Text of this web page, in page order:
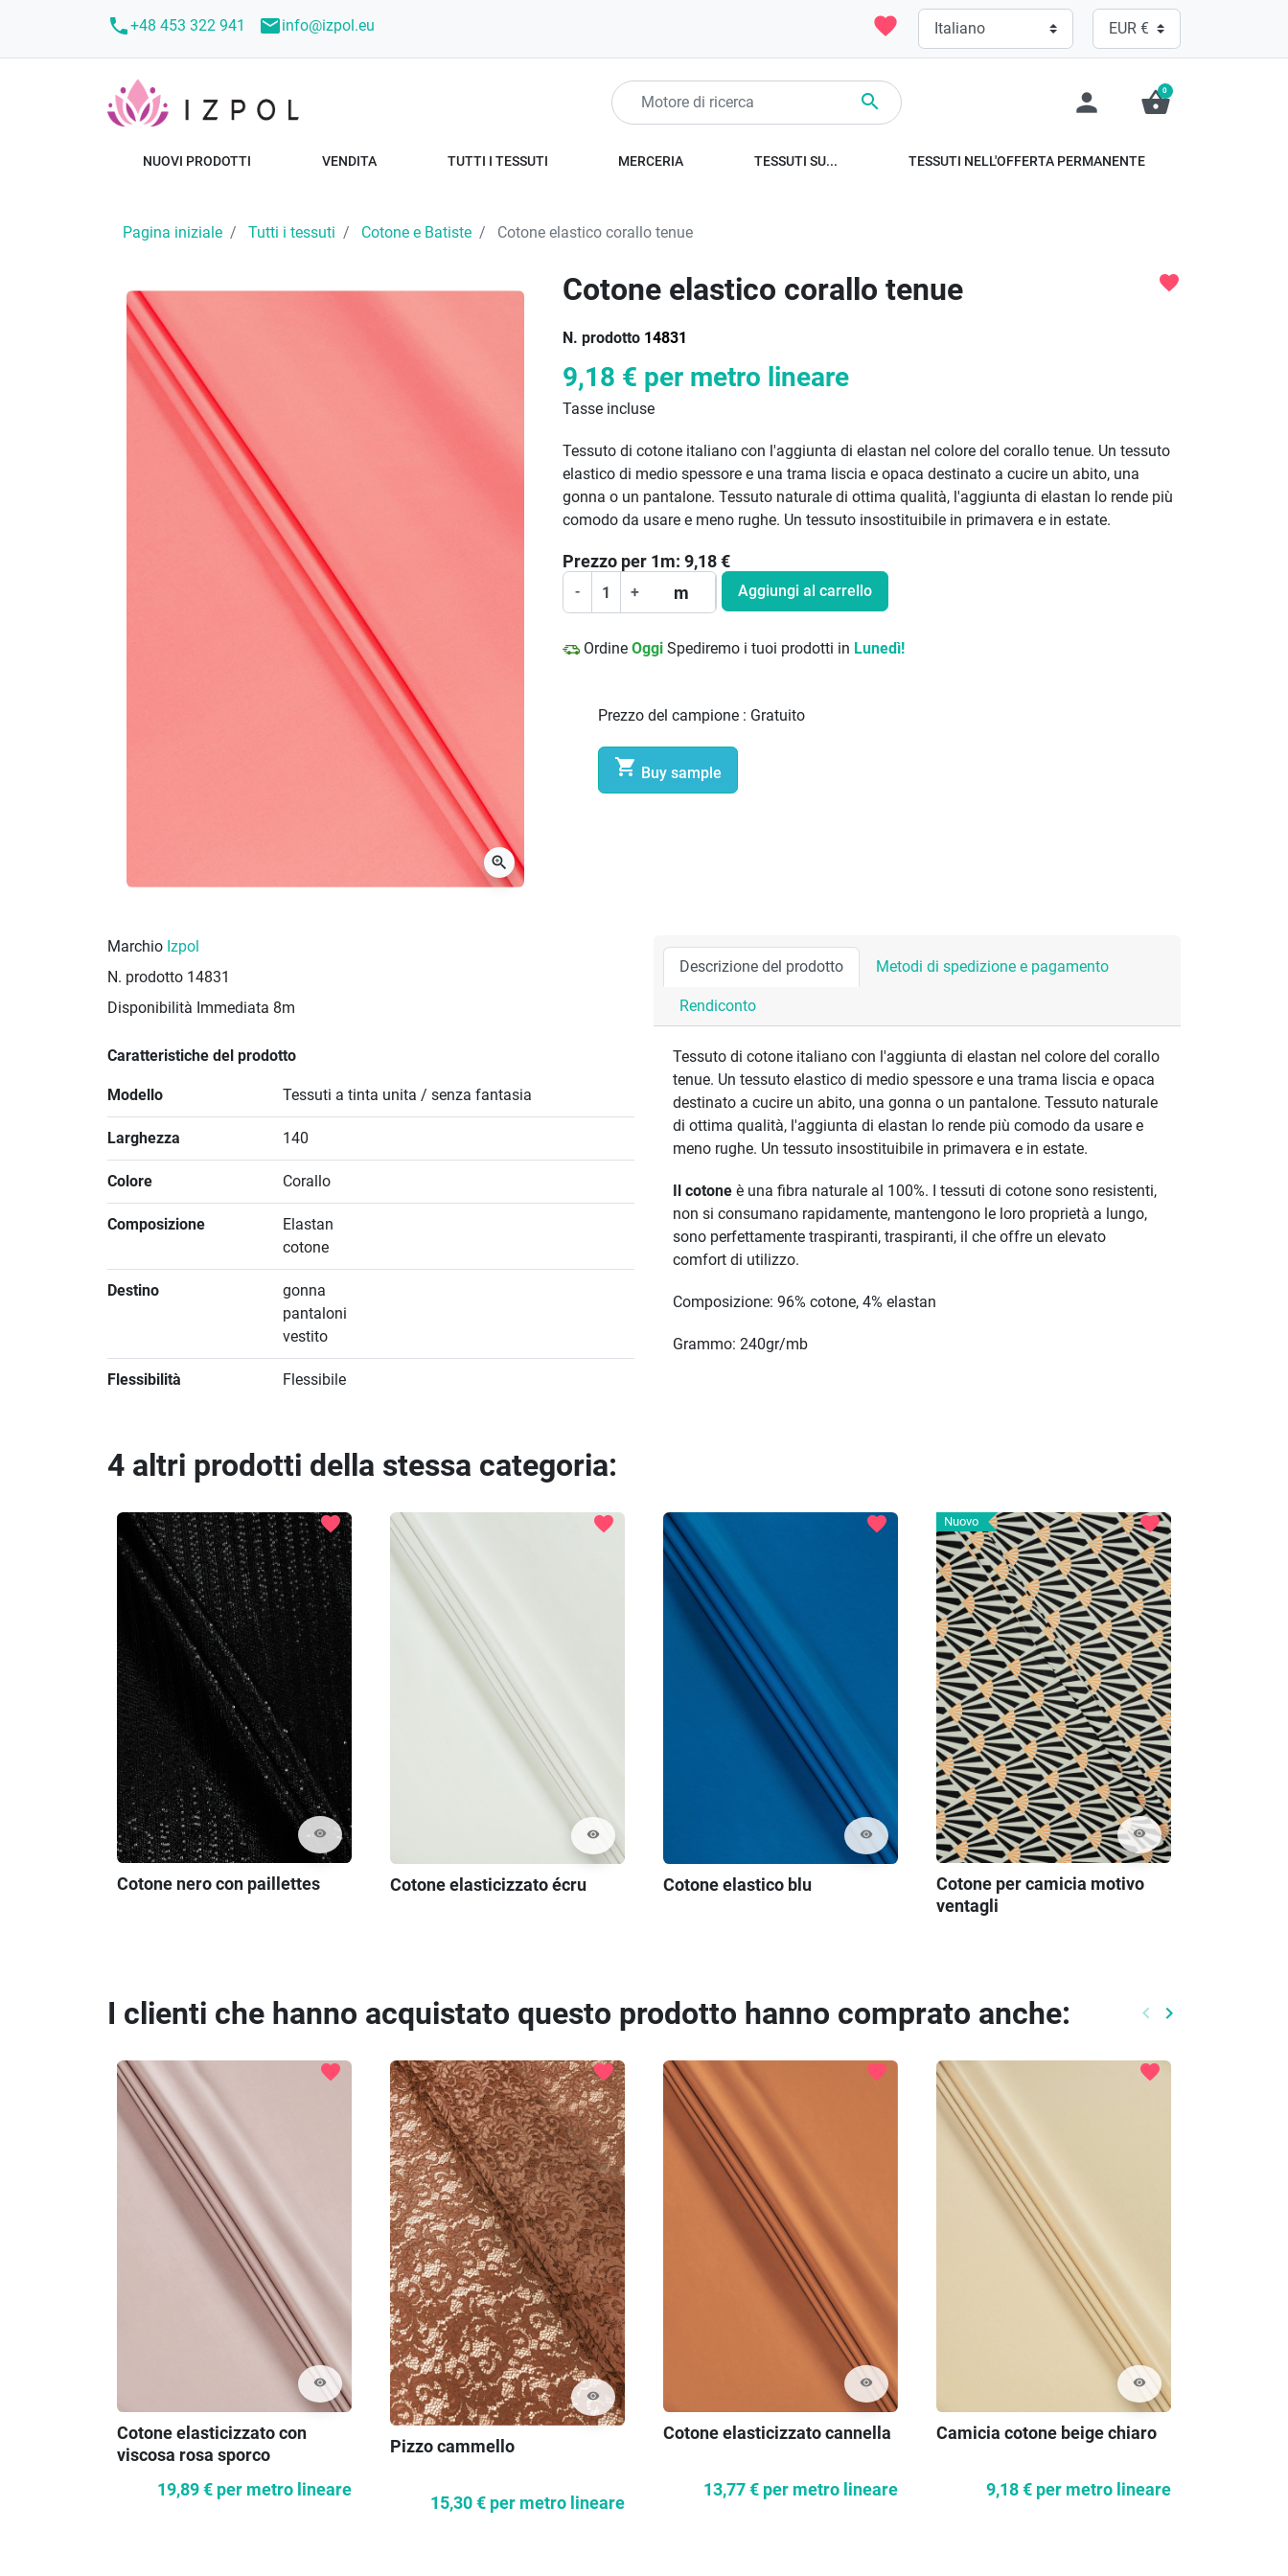
call+48 453 322 941 mailinfo@izpol.eu favorite
 person shopping_basket
0
NUOVI PRODOTTI VENDITA TUTTI I TESSUTI MERCERIA TESSUTI SU... TESSUTI NELL'OFFERTA PERMANENTE
Pagina iniziale Tutti i tessuti Cotone e Batiste Cotone elastico corallo tenue
zoom_in
Cotone elastico corallo tenue
N. prodotto 14831
favorite
9,18 € per metro lineare
Tasse incluse
Tessuto di cotone italiano con l'aggiunta di elastan nel colore del corallo tenue. Un tessuto
elastico di medio spessore e una trama liscia e opaca destinato a cucire un abito, una
gonna o un pantalone. Tessuto naturale di ottima qualità, l'aggiunta di elastan lo rende più
comodo da usare e meno rughe. Un tessuto insostituibile in primavera e in estate.
Prezzo per 1m: 9,18€
- + m Aggiungi al carrello
Ordine Oggi Spediremo i tuoi prodotti in Lunedì!
Prezzo del campione : Gratuito
 Buy sample
Marchio Izpol
N. prodotto 14831
Disponibilità Immediata 8m
Caratteristiche del prodotto
Modello Tessuti a tinta unita / senza fantasia
Larghezza 140
Colore Corallo
Composizione
Elastan
cotone
Destino
gonna
pantaloni
vestito
Flessibilità Flessibile
Descrizione del prodotto Metodi di spedizione e pagamento
Rendiconto
Tessuto di cotone italiano con l'aggiunta di elastan nel colore del corallo
tenue. Un tessuto elastico di medio spessore e una trama liscia e opaca
destinato a cucire un abito, una gonna o un pantalone. Tessuto naturale
di ottima qualità, l'aggiunta di elastan lo rende più comodo da usare e
meno rughe. Un tessuto insostituibile in primavera e in estate.
Il cotone è una fibra naturale al 100%. I tessuti di cotone sono resistenti,
non si consumano rapidamente, mantengono le loro proprietà a lungo,
sono perfettamente traspiranti, traspiranti, il che offre un elevato
comfort di utilizzo.
Composizione: 96% cotone, 4% elastan
Grammo: 240gr/mb
4 altri prodotti della stessa categoria:
visibility
favorite
Cotone nero con paillettes
visibility
favorite
Cotone elasticizzato écru
visibility
favorite
Cotone elastico blu
Nuovo
visibility
favorite
Cotone per camicia motivo
ventagli
I clienti che hanno acquistato questo prodotto hanno comprato anche: Precedente
keyboard_arrow_left Prossimo
keyboard_arrow_right
visibility
favorite
Cotone elasticizzato con
viscosa rosa sporco
19,89 € per metro lineare
visibility
favorite
Pizzo cammello
15,30 € per metro lineare
visibility
favorite
Cotone elasticizzato cannella
13,77 € per metro lineare
visibility
favorite
Camicia cotone beige chiaro
9,18 € per metro lineare